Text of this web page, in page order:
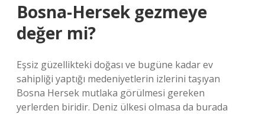
Bosna-Hersek gezmeye
değer mi?
Eşsiz güzellikteki doğası ve bugüne kadar ev
sahipliği yaptığı medeniyetlerin izlerini taşıyan
Bosna Hersek mutlaka görülmesi gereken
yerlerden biridir. Deniz ülkesi olmasa da burada